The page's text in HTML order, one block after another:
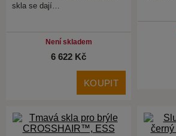
skla se dají…
Není skladem
6 622 Kč
KOUPIT